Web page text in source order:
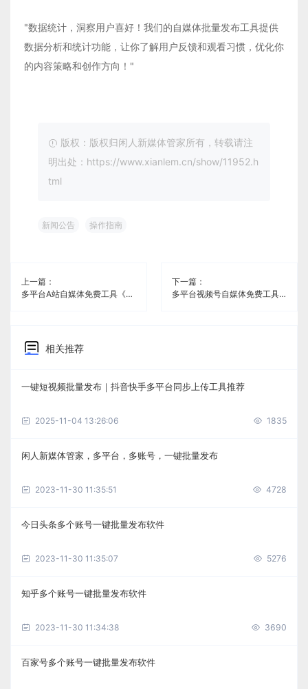
"数据统计，洞察用户喜好！我们的自媒体批量发布工具提供
数据分析和统计功能，让你了解用户反馈和观看习惯，优化你
的内容策略和创作方向！"
版权：版权归闲人新媒体管家所有，转载请注
明出处：https://www.xianlem.cn/show/11952.h
tml
新闻公告 操作指南
上一篇：
多平台A站自媒体免费工具《闲人新媒体管家》
下一篇：
多平台视频号自媒体免费工具《闲人新媒体管家》
相关推荐
一键短视频批量发布｜抖音快手多平台同步上传工具推荐
2025-11-04 13:26:06 1835
闲人新媒体管家，多平台，多账号，一键批量发布
2023-11-30 11:35:51 4728
今日头条多个账号一键批量发布软件
2023-11-30 11:35:07 5276
知乎多个账号一键批量发布软件
2023-11-30 11:34:38 3690
百家号多个账号一键批量发布软件